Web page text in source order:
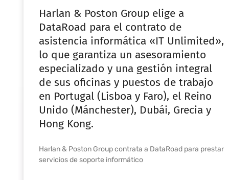
Harlan & Poston Group elige a
DataRoad para el contrato de
asistencia informática «IT Unlimited»,
lo que garantiza un asesoramiento
especializado y una gestión integral
de sus oficinas y puestos de trabajo
en Portugal (Lisboa y Faro), el Reino
Unido (Mánchester), Dubái, Grecia y
Hong Kong.
Harlan & Poston Group contrata a DataRoad para prestar
servicios de soporte informático